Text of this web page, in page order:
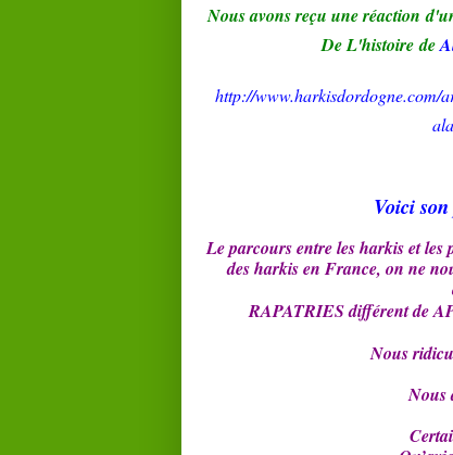
Nous avons reçu une réaction
De L'histoire de
http://www.harkisdordogne.com/
Voici
Le parcours entre les harkis et les
des harkis en France, on ne
RAPATRIES différent de
Nous
Nous